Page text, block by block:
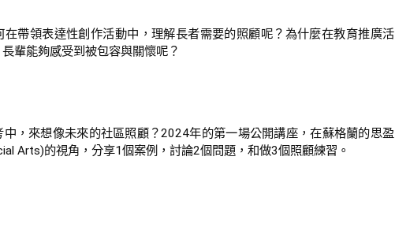
在帶領表達性創作活動中，理解長者需要的照顧呢？為什麼在教育推廣活
輩能夠感受到被包容與關懷呢？
，來想像未來的社區照顧？2024年的第一場公開講座，在蘇格蘭的思盈
Arts)的視角，分享1個案例，討論2個問題，和做3個照顧練習。